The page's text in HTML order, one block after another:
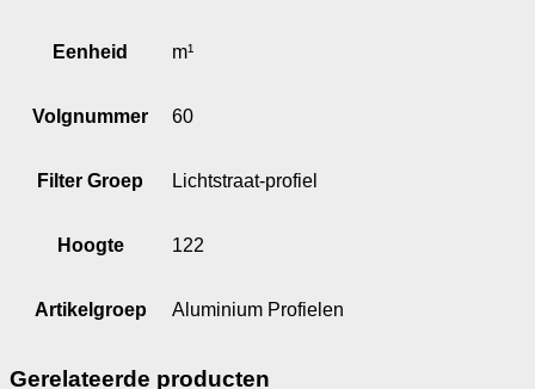
Eenheid m¹
Volgnummer 60
Filter Groep Lichtstraat-profiel
Hoogte 122
Artikelgroep Aluminium Profielen
Gerelateerde producten